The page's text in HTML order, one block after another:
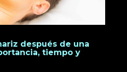
después de una
tiempo y